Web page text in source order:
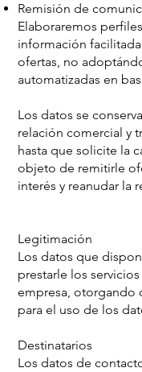
Remisión de
Elaboraremos
información
ofertas, no
automatizadas en
Los datos se
relación comercial y
hasta que solicite la
objeto de remitirle
interés y reanudar la
Legitimación
Los datos que
prestarle los
empresa, otorgando
para el uso de los
Destinatarios
Los datos de